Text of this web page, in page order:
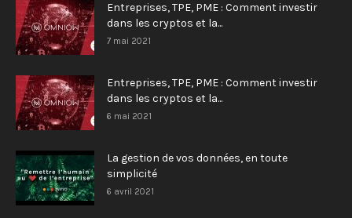
Entreprises, TPE, PME : Comment investir
dans les cryptos et la...
7 mai 2021
Entreprises, TPE, PME : Comment investir
dans les cryptos et la...
6 mai 2021
La gestion de vos données, en toute
simplicité
6 avril 2021